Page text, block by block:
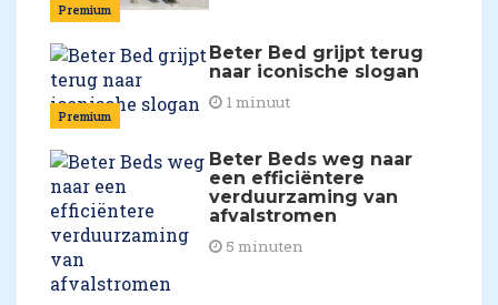
Premium
Premium
Beter Bed grijpt terug
naar iconische slogan
1 minuut
Beter Beds weg naar
een efficiëntere
verduurzaming van
afvalstromen
5 minuten